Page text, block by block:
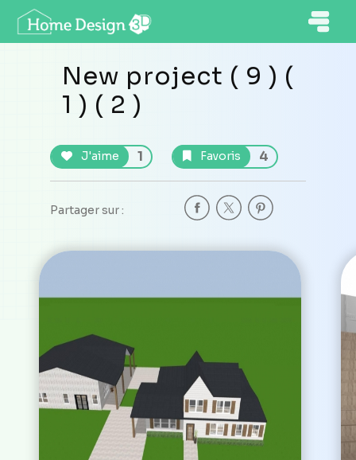
New project ( 9 ) (
1 ) ( 2 )
J'aime 1 Favoris 4
Partager sur :